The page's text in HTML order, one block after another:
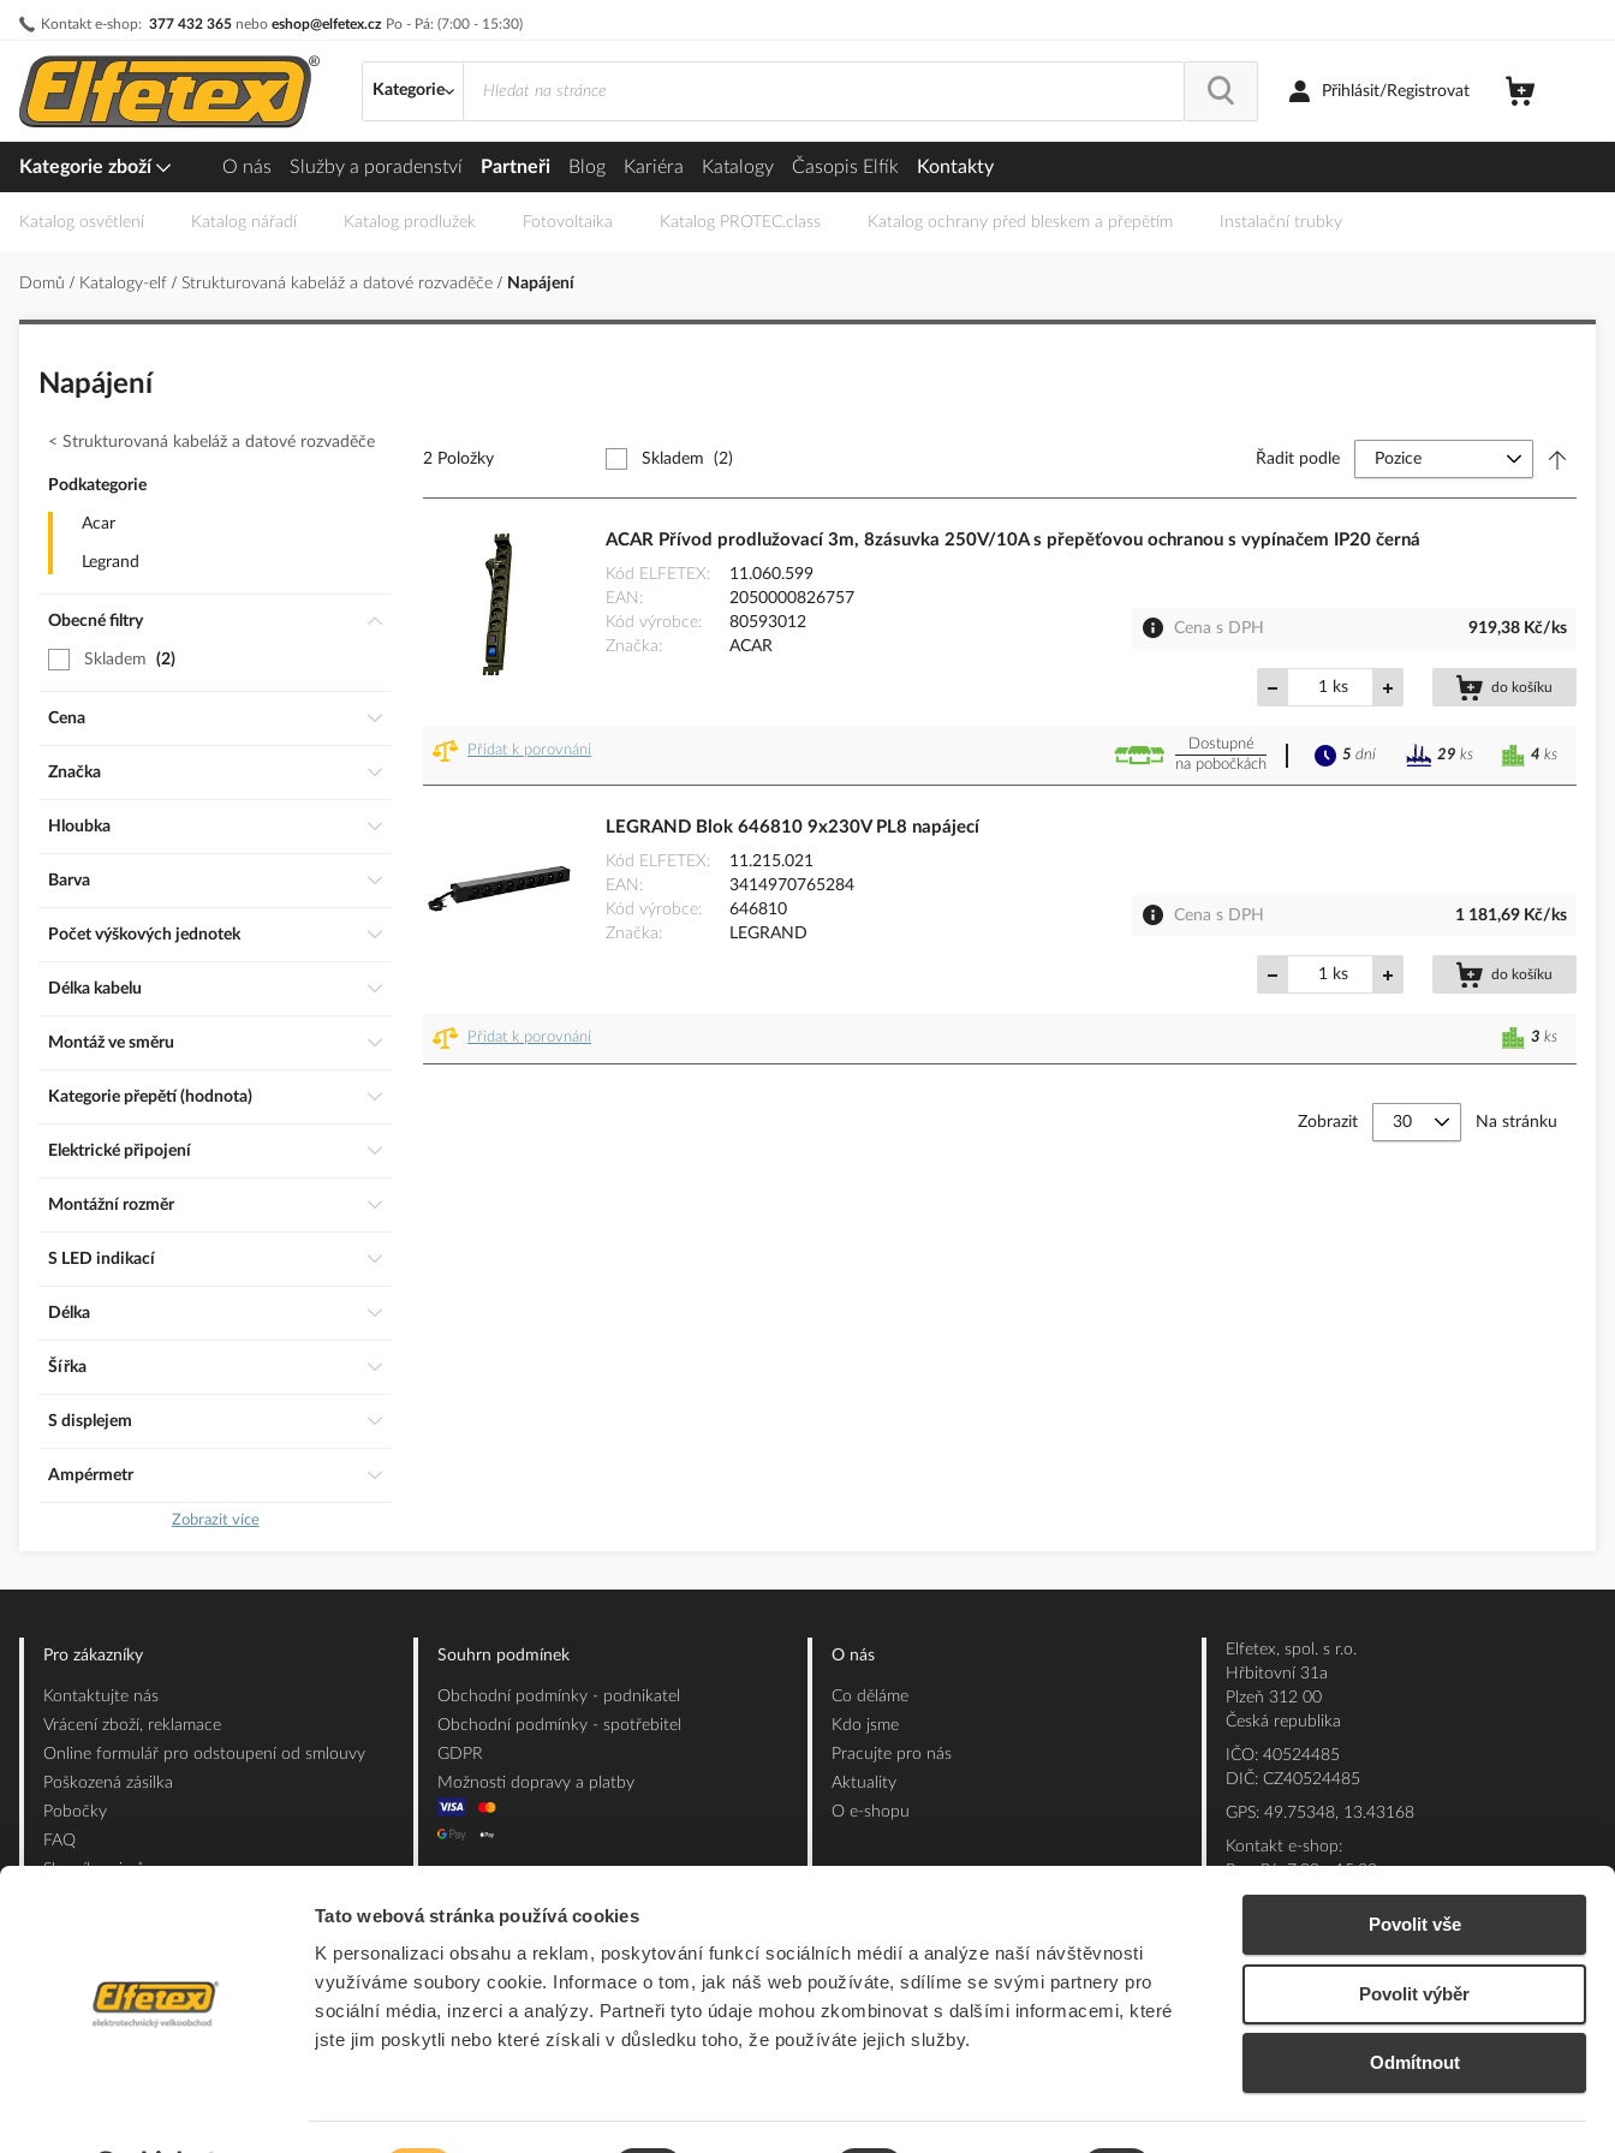
Tato webová stránka používá cookies
K personalizaci obsahu a reklam, poskytování funkcí sociálních médií a analýze naší návštěvnosti
využíváme soubory cookie. Informace o tom, jak náš web používáte, sdílíme se svými partnery pro
sociální média, inzerci a analýzy. Partneři tyto údaje mohou zkombinovat s dalšími informacemi, které
jste jim poskytli nebo které získali v důsledku toho, že používáte jejich služby.
Povolit vše
Povolit výběr
Odmítnout
Kontakt e-shop: 377 432 365 nebo eshop@elfetex.cz Po - Pá: (7:00 - 15:30)
Přejít
obsah
Kategorie
Přihlásit/Registrovat
Kategorie zboží O nás Služby a poradenství Partneři Blog Kariéra Katalogy Časopis Elfík Kontakty
Katalog osvětlení Katalog nářadí Katalog prodlužek Fotovoltaika Katalog PROTEC.class Katalog ochrany před bleskem a přepětím Instalační trubky
Domů Katalogy-elf Strukturovaná kabeláž a datové rozvaděče Napájení
Napájení
2 Položky Skladem (2) Řadit podle
ACAR Přívod prodlužovací 3m, 8zásuvka 250V/10A s přepěťovou ochranou s vypínačem IP20 černá
Kód ELFETEX
11.060.599
EAN
2050000826757
Kód výrobce
80593012
Značka
ACAR
Cena s DPH 919,38 Kč/ks
ks do košíku
Přidat k porovnání
Dostupné
na pobočkách
4 ks
5 dní 29 ks
LEGRAND Blok 646810 9x230V PL8 napájecí
Kód ELFETEX
11.215.021
EAN
3414970765284
Kód výrobce
646810
Značka
LEGRAND
Cena s DPH 1 181,69 Kč/ks
ks do košíku
Přidat k porovnání 3 ks
Zobrazit Na stránku
Strukturovaná kabeláž a datové rozvaděče
Podkategorie
Acar
Legrand
Obecné filtry
Skladem 2
Cena
Značka
Hloubka
Barva
Počet výškových jednotek
Délka kabelu
Montáž ve směru
Kategorie přepětí (hodnota)
Elektrické připojení
Montážní rozměr
S LED indikací
Délka
Šířka
S displejem
Ampérmetr
Zobrazit více
Pro zákazníky
Kontaktujte nás
Vrácení zboží, reklamace
Online formulář pro odstoupení od smlouvy
Poškozená zásilka
Pobočky
FAQ
Slovník pojmů
Souhrn podmínek
Obchodní podmínky - podnikatel
Obchodní podmínky - spotřebitel
GDPR
Možnosti dopravy a platby
O nás
Co děláme
Kdo jsme
Pracujte pro nás
Aktuality
O e-shopu
Elfetex, spol. s r.o.
Hřbitovní 31a
Plzeň 312 00
Česká republika
IČO: 40524485
DIČ: CZ40524485
GPS: 49.75348, 13.43168
Kontakt e-shop:
Po - Pá: 7:00 - 15:30
E-mail:eshop@elfetex.cz